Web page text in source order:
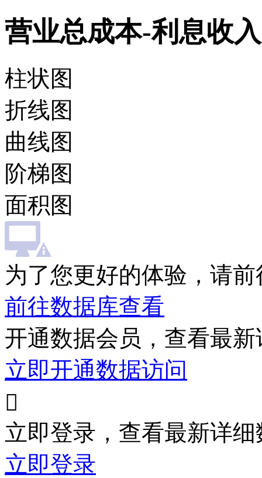
营业总成本-利息收
柱状图
折线图
曲线图
阶梯图
面积图
为了您更好的体验，请
前往数据库查看
开通数据会员，查看最
立即开通数据访问

立即登录，查看最新详细
立即登录